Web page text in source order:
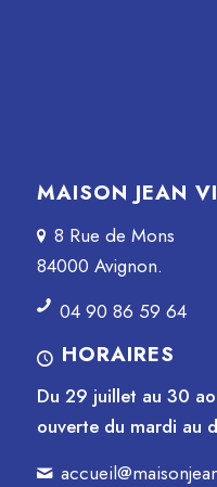
MAISON JEAN
8 Rue de Mons
84000 Avignon.
04 90 86 59 64
HORAIRES
Du 29 juillet au 30
ouverte du mardi au